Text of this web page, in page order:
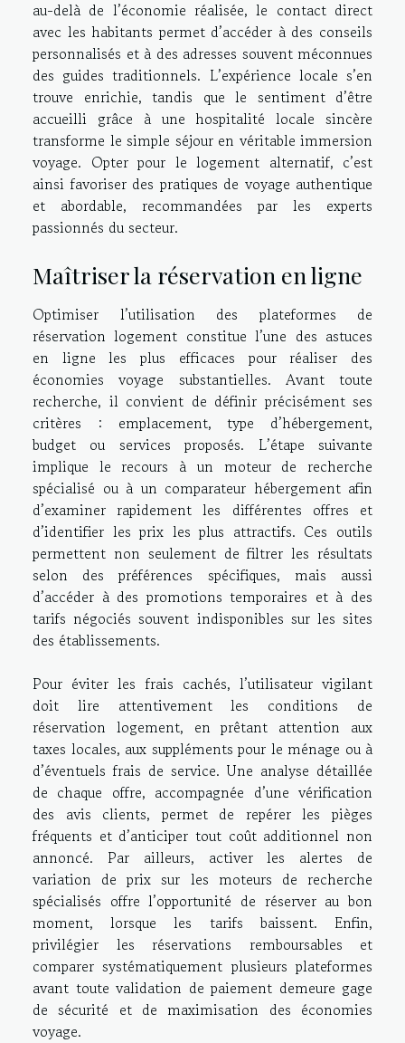
au-delà de l’économie réalisée, le contact direct
avec les habitants permet d’accéder à des conseils
personnalisés et à des adresses souvent méconnues
des guides traditionnels. L’expérience locale s’en
trouve enrichie, tandis que le sentiment d’être
accueilli grâce à une hospitalité locale sincère
transforme le simple séjour en véritable immersion
voyage. Opter pour le logement alternatif, c’est
ainsi favoriser des pratiques de voyage authentique
et abordable, recommandées par les experts
passionnés du secteur.
Maîtriser la réservation en ligne
Optimiser l’utilisation des plateformes de
réservation logement constitue l’une des astuces
en ligne les plus efficaces pour réaliser des
économies voyage substantielles. Avant toute
recherche, il convient de définir précisément ses
critères : emplacement, type d’hébergement,
budget ou services proposés. L’étape suivante
implique le recours à un moteur de recherche
spécialisé ou à un comparateur hébergement afin
d’examiner rapidement les différentes offres et
d’identifier les prix les plus attractifs. Ces outils
permettent non seulement de filtrer les résultats
selon des préférences spécifiques, mais aussi
d’accéder à des promotions temporaires et à des
tarifs négociés souvent indisponibles sur les sites
des établissements.
Pour éviter les frais cachés, l’utilisateur vigilant
doit lire attentivement les conditions de
réservation logement, en prêtant attention aux
taxes locales, aux suppléments pour le ménage ou à
d’éventuels frais de service. Une analyse détaillée
de chaque offre, accompagnée d’une vérification
des avis clients, permet de repérer les pièges
fréquents et d’anticiper tout coût additionnel non
annoncé. Par ailleurs, activer les alertes de
variation de prix sur les moteurs de recherche
spécialisés offre l’opportunité de réserver au bon
moment, lorsque les tarifs baissent. Enfin,
privilégier les réservations remboursables et
comparer systématiquement plusieurs plateformes
avant toute validation de paiement demeure gage
de sécurité et de maximisation des économies
voyage.